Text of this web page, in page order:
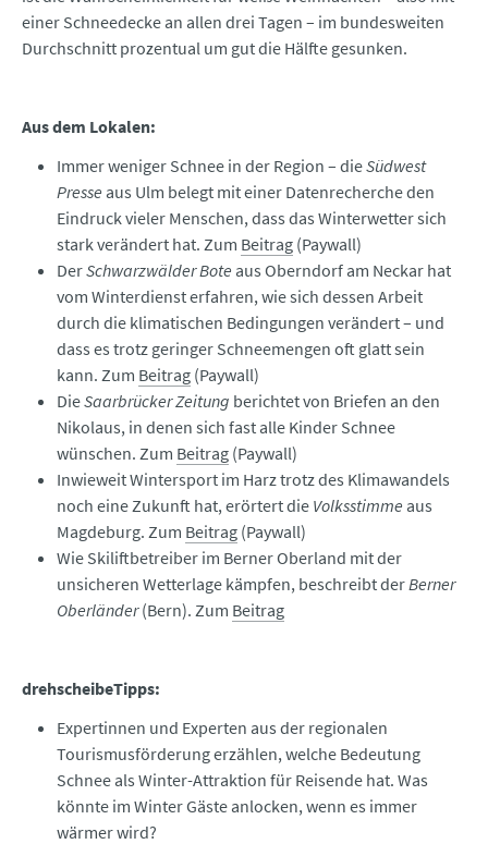
einer Schneedecke an allen drei Tagen – im bundesweiten
Durchschnitt prozentual um gut die Hälfte gesunken.
Aus dem Lokalen:
Immer weniger Schnee in der Region – dieSüdwest
Presse aus Ulm belegt mit einer Datenrecherche den
Eindruck vieler Menschen, dass das Winterwetter sich
stark verändert hat. Zum Beitrag (Paywall)
DerSchwarzwälder Bote aus Oberndorf am Neckar hat
vom Winterdienst erfahren, wie sich dessen Arbeit
durch die klimatischen Bedingungen verändert – und
dass es trotz geringer Schneemengen oft glatt sein
kann. Zum Beitrag (Paywall)
DieSaarbrücker Zeitung berichtet von Briefen an den
Nikolaus, in denen sich fast alle Kinder Schnee
wünschen. Zum Beitrag (Paywall)
Inwieweit Wintersport im Harz trotz des Klimawandels
noch eine Zukunft hat, erörtert die Volksstimme aus
Magdeburg. Zum Beitrag (Paywall)
Wie Skiliftbetreiber im Berner Oberland mit der
unsicheren Wetterlage kämpfen, beschreibt derBerner
Oberländer(Bern). Zum Beitrag
drehscheibeTipps:
Expertinnen und Experten aus der regionalen
Tourismusförderung erzählen, welche Bedeutung
Schnee als Winter-Attraktion für Reisende hat. Was
könnte im Winter Gäste anlocken, wenn es immer
wärmer wird?